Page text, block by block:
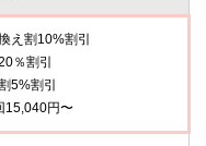
え割10%割引
％割引
5%割引
15,040円〜